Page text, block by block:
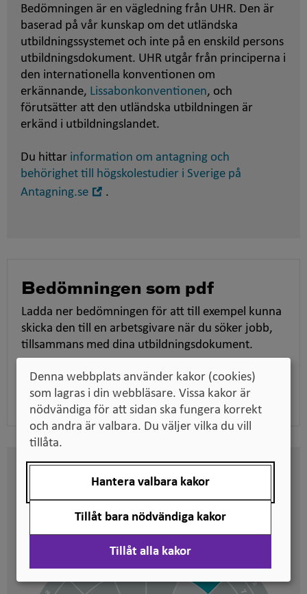
Bedömningen är en vägledning från UHR. Den är
baserad på vår kunskap om det utländska
utbildningssystemet och inte på en enskild persons
utbildningsdokument. UHR utgår från principerna i
den internationella konventionen om
erkännande, Lissabonkonventionen, och
förutsätter att den utländska utbildningen är
erkänd i utbildningslandet.
Du hittar information om antagning och
behörighet till högskolestudier i Sverige på
Antagning.se
.
Bedömningen som pdf
Ladda ner bedömningen för att till exempel kunna
skicka den till en arbetsgivare när du söker jobb,
tillsammans med dina utbildningsdokument.
Ladda ner pdf
Här kan du se på vilken nivå
placerade
Denna webbplats använder kakor (cookies)
som lagras i din webbläsare. Vissa kakor är
nödvändiga för att sidan ska fungera korrekt
och andra är valbara. Du väljer vilka du vill
tillåta.
Hantera valbara kakor
Tillåt bara nödvändiga kakor
Tillåt alla kakor